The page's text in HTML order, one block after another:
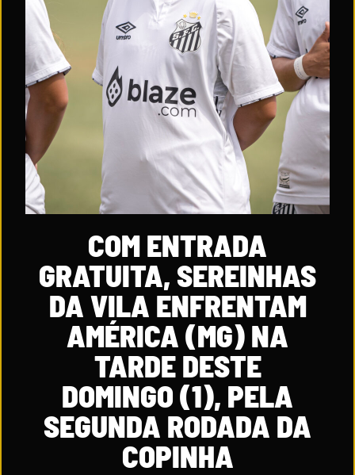
COM ENTRADA
GRATUITA, SEREINHAS
DA VILA ENFRENTAM
AMÉRICA (MG) NA
TARDE DESTE
DOMINGO (1), PELA
SEGUNDA RODADA DA
COPINHA